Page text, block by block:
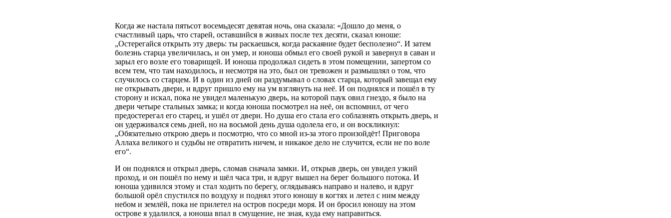
Когда же настала пятьсот восемьдесят девятая ночь, она сказала: «Дошло до меня, о
счастливый царь, что старей, оставшийся в живых после тех десяти, сказал юноше:
„Остерегайся открыть эту дверь: ты раскаешься, когда раскаяние будет бесполезно“. И затем
болезнь старца увеличилась, и он умер, и юноша обмыл его своей рукой и завернул в саван и
зарыл его возле его товарищей. И юноша продолжал сидеть в этом помещении, запертом со
всем тем, что там находилось, и несмотря на это, был он тревожен и размышлял о том, что
случилось со старцем. И в один из дней он раздумывал о словах старца, который завещал ему
не открывать двери, и вдруг пришло ему на ум взглянуть на неё. И он поднялся и пошёл в ту
сторону и искал, пока не увидел маленькую дверь, на которой паук овил гнездо, я было на
двери четыре стальных замка; и когда юноша посмотрел на неё, он вспомнил, от чего
предостерегал его старец, и ушёл от двери. Но душа его стала его соблазнять открыть дверь, и
он удерживался семь дней, но на восьмой день душа одолела его, и он воскликнул:
„Обязательно открою дверь и посмотрю, что со мной из-за этого произойдёт! Приговора
Аллаха великого и судьбы не отвратить ничем, и никакое дело не случится, если не по воле
его“.
И он поднялся и открыл дверь, сломав сначала замки. И, открыв дверь, он увидел узкий
проход, и он пошёл по нему и шёл часа три, и вдруг вышел на берег большого потока. И
юноша удивился этому и стал ходить по берегу, оглядываясь направо и налево, и вдруг
большой орёл спустился по воздуху и поднял этого юношу в когтях и летел с ним между
небом и землёй, пока не прилетел на остров посреди моря. И он бросил юношу на этом
острове я удалился, а юноша впал в смущение, не зная, куда ему направиться.